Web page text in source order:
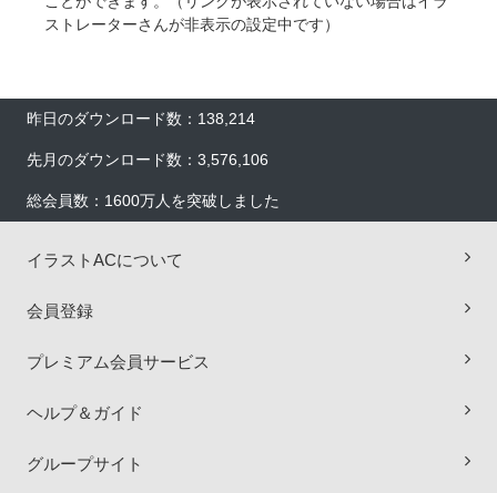
ストレーターさんが非表示の設定中です）
昨日のダウンロード数：138,214
先月のダウンロード数：3,576,106
総会員数：1600万人を突破しました
イラストACについて
会員登録
プレミアム会員サービス
ヘルプ＆ガイド
グループサイト